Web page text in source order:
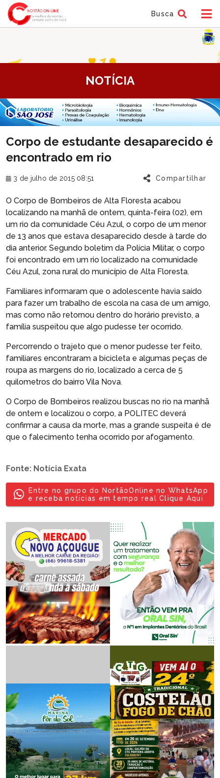
Busca
NOTÍCIA
Corpo de estudante desaparecido é
encontrado em rio
3 de julho de 2015 08:51 Compartilhar
O Corpo de Bombeiros de Alta Floresta acabou
localizando na manhã de ontem, quinta-feira (02), em
um rio da comunidade Céu Azul, o corpo de um menor
de 13 anos que estava desaparecido desde à tarde do
dia anterior. Segundo boletim da Polícia Militar, o corpo
foi encontrado em um rio localizado na comunidade
Céu Azul, zona rural do município de Alta Floresta.
Familiares informaram que o adolescente havia saído
para fazer um trabalho de escola na casa de um amigo,
mas como não retornou dentro do horário previsto, a
família suspeitou que algo pudesse ter ocorrido.
Percorrendo o trajeto que o menor pudesse ter feito,
familiares encontraram a bicicleta e algumas peças de
roupa as margens do rio, localizado a cerca de 5
quilometros do bairro Vila Nova.
O Corpo de Bombeiros realizou buscas no rio na manhã
de ontem e localizou o corpo, a POLITEC deverá
confirmar a causa da morte, mas a grande suspeita é de
que o falecimento tenha ocorrido por afogamento.
Fonte: Notícia Exata
Entre no grupo do NortãoOnline no WhatsApp
e receba notícias em tempo real Clique Aqui